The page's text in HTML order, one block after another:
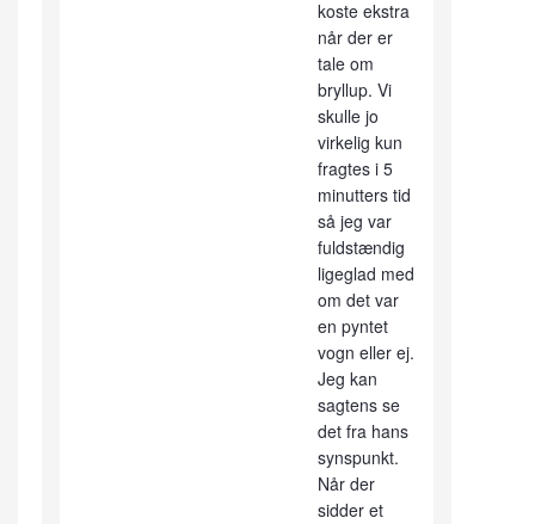
koste ekstra
når der er
tale om
bryllup. Vi
skulle jo
virkelig kun
fragtes i 5
minutters tid
så jeg var
fuldstændig
ligeglad med
om det var
en pyntet
vogn eller ej.
Jeg kan
sagtens se
det fra hans
synspunkt.
Når der
sidder et